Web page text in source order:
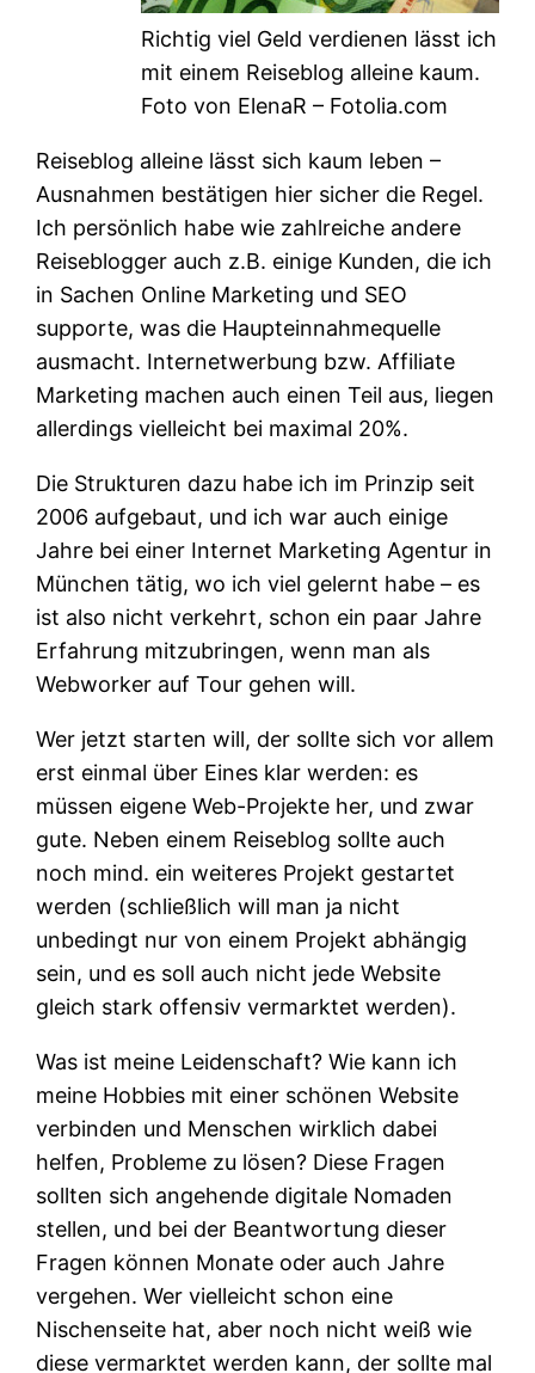
Richtig viel Geld verdienen lässt ich
mit einem Reiseblog alleine kaum.
Foto von ElenaR – Fotolia.com
Reiseblog alleine lässt sich kaum leben –
Ausnahmen bestätigen hier sicher die Regel.
Ich persönlich habe wie zahlreiche andere
Reiseblogger auch z.B. einige Kunden, die ich
in Sachen Online Marketing und SEO
supporte, was die Haupteinnahmequelle
ausmacht. Internetwerbung bzw. Affiliate
Marketing machen auch einen Teil aus, liegen
allerdings vielleicht bei maximal 20%.
Die Strukturen dazu habe ich im Prinzip seit
2006 aufgebaut, und ich war auch einige
Jahre bei einer Internet Marketing Agentur in
München tätig, wo ich viel gelernt habe – es
ist also nicht verkehrt, schon ein paar Jahre
Erfahrung mitzubringen, wenn man als
Webworker auf Tour gehen will.
Wer jetzt starten will, der sollte sich vor allem
erst einmal über Eines klar werden: es
müssen eigene Web-Projekte her, und zwar
gute. Neben einem Reiseblog sollte auch
noch mind. ein weiteres Projekt gestartet
werden (schließlich will man ja nicht
unbedingt nur von einem Projekt abhängig
sein, und es soll auch nicht jede Website
gleich stark offensiv vermarktet werden).
Was ist meine Leidenschaft? Wie kann ich
meine Hobbies mit einer schönen Website
verbinden und Menschen wirklich dabei
helfen, Probleme zu lösen? Diese Fragen
sollten sich angehende digitale Nomaden
stellen, und bei der Beantwortung dieser
Fragen können Monate oder auch Jahre
vergehen. Wer vielleicht schon eine
Nischenseite hat, aber noch nicht weiß wie
diese vermarktet werden kann, der sollte mal